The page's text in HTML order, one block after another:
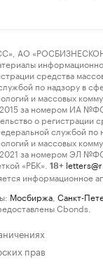
АО
средства
по надзору в
и массовых
за номером ИА
о регистрации
службой по
и массовых
за номером ЭЛ
«РБК».
18+
информационное
Мосбиржа Санкт-
Cbonds.
прав